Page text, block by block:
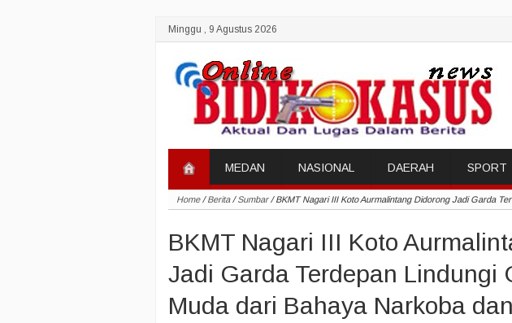
Minggu , 9 Agustus 2026
MEDAN NASIONAL DAERAH SPORT
Home/Berita/Sumbar/BKMT Nagari III Koto Aurmalintang Didorong Jadi Garda
BKMT Nagari III Koto
Jadi Garda Terdepan Lindungi
Muda dari Bahaya Narkoba